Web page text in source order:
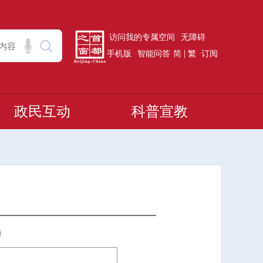
访问我的专属空间
无障碍
手机版
智能问答 简 | 繁 订阅
政民互动 科普宣教